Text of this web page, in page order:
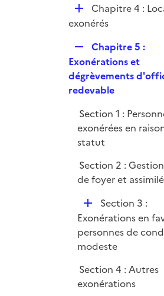
D
é
i
e
r
Chapitre 4 :
exonérés
e
p
l
e
r
Chapitre 5 :
Exonérations et
dégrèvements
redevable
Section 1 :
exonérées en
statut
Section 2 :
de foyer et
D
é
p
l
e
r
Section 3 :
Exonérations en
personnes de
modeste
Section 4 : Autres
exonérations